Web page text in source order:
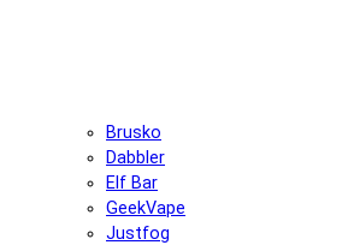
Brusko
Dabbler
Elf Bar
GeekVape
Justfog